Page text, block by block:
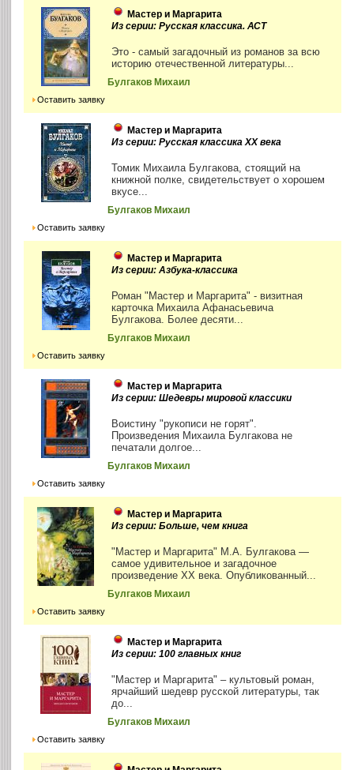
Мастер и Маргарита
Из серии: Русская классика. АСТ
Это - самый загадочный из романов за всю
историю отечественной литературы...
Булгаков Михаил
Оставить заявку
Мастер и Маргарита
Из серии: Русская классика ХХ века
Томик Михаила Булгакова, стоящий на
книжной полке, свидетельствует о хорошем
вкусе...
Булгаков Михаил
Оставить заявку
Мастер и Маргарита
Из серии: Азбука-классика
Роман "Мастер и Маргарита" - визитная
карточка Михаила Афанасьевича
Булгакова. Более десяти...
Булгаков Михаил
Оставить заявку
Мастер и Маргарита
Из серии: Шедевры мировой классики
Воистину "рукописи не горят".
Произведения Михаила Булгакова не
печатали долгое...
Булгаков Михаил
Оставить заявку
Мастер и Маргарита
Из серии: Больше, чем книга
"Мастер и Маргарита" М.А. Булгакова —
самое удивительное и загадочное
произведение XX века. Опубликованный...
Булгаков Михаил
Оставить заявку
Мастер и Маргарита
Из серии: 100 главных книг
"Мастер и Маргарита" – культовый роман,
ярчайший шедевр русской литературы, так
до...
Булгаков Михаил
Оставить заявку